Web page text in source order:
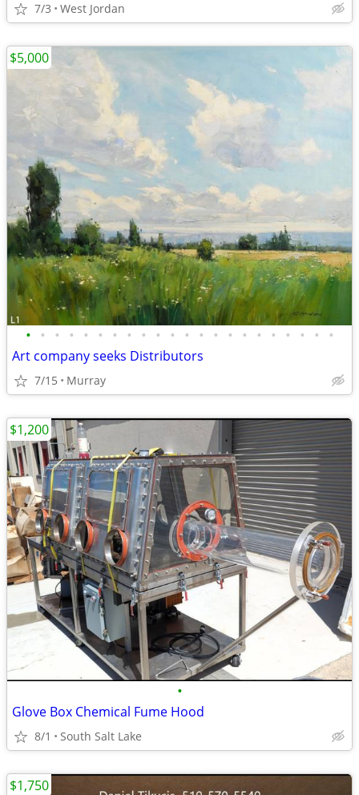
7/3 West Jordan
• • • • • • • • • • • • • • • • • • • • • •
Art company seeks Distributors
7/15 Murray
$5,000
•
Glove Box Chemical Fume Hood
8/1 South Salt Lake
$1,200
$1,750